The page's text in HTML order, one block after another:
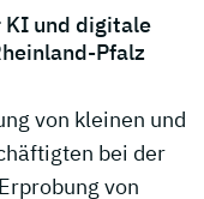
KI und digitale
Pfalz
von kleinen und
bei der
von